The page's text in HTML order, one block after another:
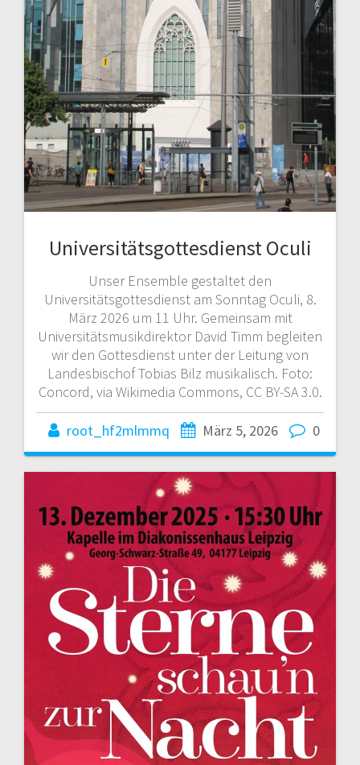
Universitätsgottesdienst Oculi
Unser Ensemble gestaltet den
Universitätsgottesdienst am Sonntag Oculi, 8.
März 2026 um 11 Uhr. Gemeinsam mit
Universitätsmusikdirektor David Timm begleiten
wir den Gottesdienst unter der Leitung von
Landesbischof Tobias Bilz musikalisch. Foto:
Concord, via Wikimedia Commons, CC BY-SA 3.0.
root_hf2mlmmq März 5, 2026 0